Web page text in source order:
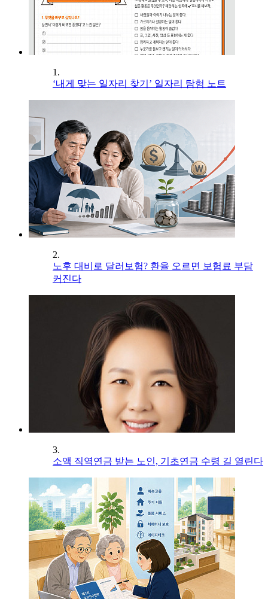
1.
‘내게 맞는 일자리 찾기’ 일자리 탐험 노트
2.
노후 대비로 달러보험? 환율 오르면 보험료 부담
커진다
3.
소액 직역연금 받는 노인, 기초연금 수령 길 열린다